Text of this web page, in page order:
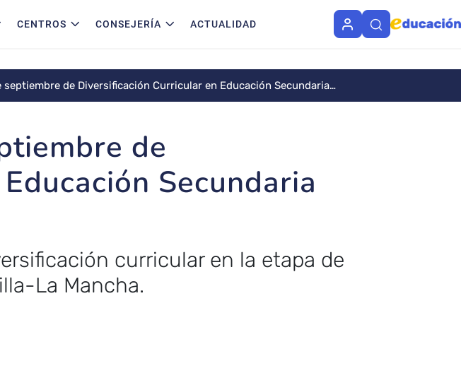
CENTROS CONSEJERÍA ACTUALIDAD
septiembre de Diversificación Curricular en Educación Secundaria
de
Secundaria
curricular en la etapa de
La Mancha.